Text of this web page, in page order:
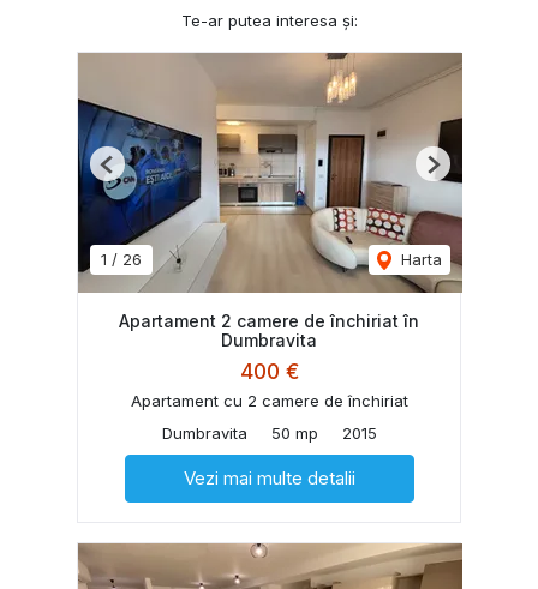
Te-ar putea interesa și:
1 / 26 Harta
Previous Next
Apartament 2 camere de închiriat în
Dumbravita
400 €
Apartament cu 2 camere de închiriat
Dumbravita
50 mp 2015
Vezi mai multe detalii